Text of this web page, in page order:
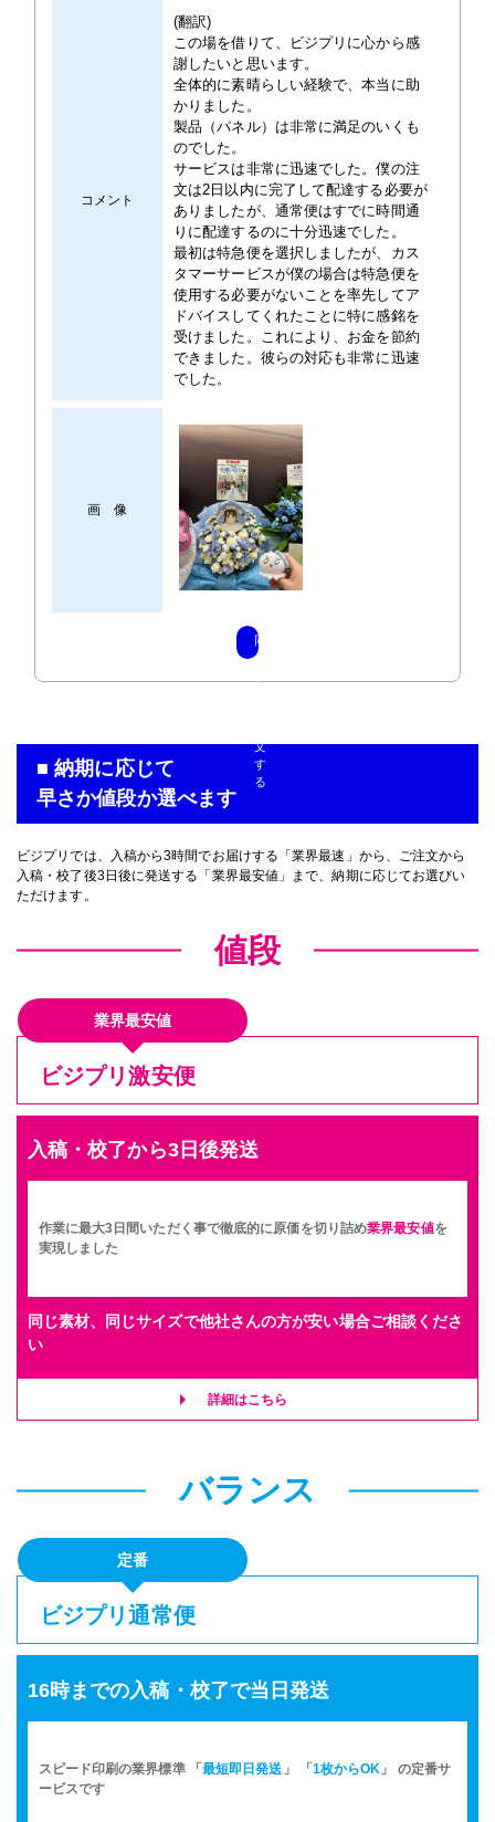
コメント
(翻訳)
この場を借りて、ビジプリに心から感
謝したいと思います。
全体的に素晴らしい経験で、本当に助
かりました。
製品（パネル）は非常に満足のいくも
のでした。
サービスは非常に迅速でした。僕の注
文は2日以内に完了して配達する必要が
ありましたが、通常便はすでに時間通
りに配達するのに十分迅速でした。
最初は特急便を選択しましたが、カス
タマーサービスが僕の場合は特急便を
使用する必要がないことを率先してア
ドバイスしてくれたことに特に感銘を
受けました。これにより、お金を節約
できました。彼らの対応も非常に迅速
でした。
画 像
同
じ
文
す
る
■ 納期に応じて
早さか値段か選べます
ビジプリでは、入稿から3時間でお届けする「業界最速」から、ご注文から
入稿・校了後3日後に発送する「業界最安値」まで、納期に応じてお選びい
ただけます。
値段
業界最安値
ビジプリ激安便
入稿・校了から3日後発送
作業に最大3日間いただく事で徹底的に原価を切り詰め業界最安値を
実現しました
同じ素材、同じサイズで他社さんの方が安い場合ご相談くださ
い
詳細はこちら
バランス
定番
ビジプリ通常便
16時までの入稿・校了で当日発送
スピード印刷の業界標準 「最短即日発送 」 「1枚からOK 」 の定番サ
ービスです